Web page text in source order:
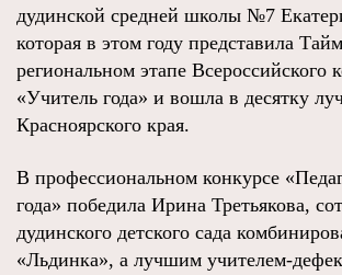
дудинской средней школы №7
которая в этом году представила
региональном этапе Всероссийского
«Учитель года» и вошла в десятку
Красноярского края.
В профессиональном конкурсе
года» победила Ирина Третьякова,
дудинского детского сада
«Льдинка», а лучшим учителем-